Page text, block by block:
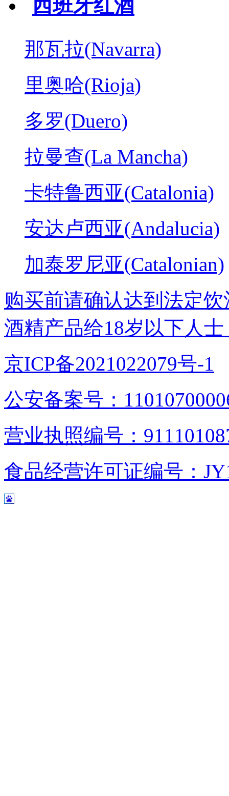
西班牙红酒
那瓦拉(Navarra)
里奥哈(Rioja)
多罗(Duero)
拉曼查(La Mancha)
卡特鲁西亚(Catalonia)
安达卢西亚(Andalucia)
加泰罗尼亚(Catalonian)
购买前请确认达到法定
酒精产品给18岁以下人士
京ICP备2021022079号-1
公安备案号：
营业执照编号：
食品经营许可证编号：